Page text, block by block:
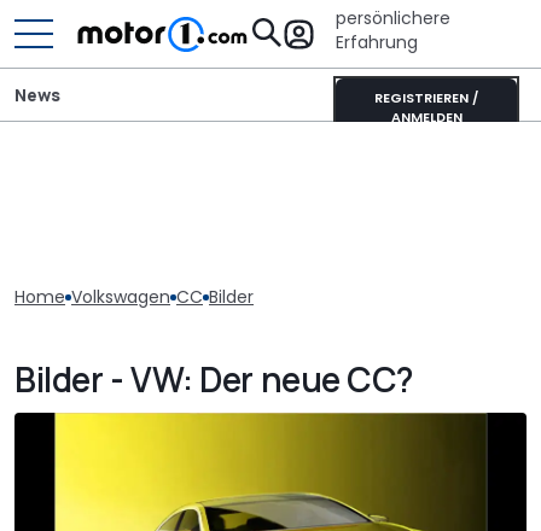
persönlichere
Erfahrung
REGISTRIEREN /
ANMELDEN
News
Home Volkswagen CC Bilder
Bilder - VW: Der neue CC?